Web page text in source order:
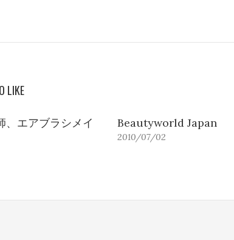
LIKE
エアブラシメイ
Beautyworld Japan
2010/07/02